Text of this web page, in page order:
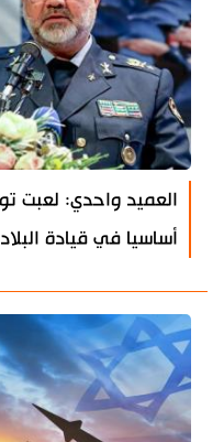
العميد واحدي: لعبت
أساسيا في قيادة البلاد